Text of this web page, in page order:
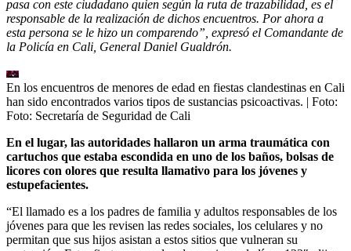
pasa con este ciudadano quien según la ruta de trazabilidad, es el
responsable de la realización de dichos encuentros. Por ahora a
esta persona se le hizo un comparendo”, expresó el Comandante de
la Policía en Cali, General Daniel Gualdrón.
En los encuentros de menores de edad en fiestas clandestinas en Cali
han sido encontrados varios tipos de sustancias psicoactivas. | Foto:
Foto: Secretaría de Seguridad de Cali
En el lugar, las autoridades hallaron un arma traumática con
cartuchos que estaba escondida en uno de los baños, bolsas de
licores con olores que resulta llamativo para los jóvenes y
estupefacientes.
“El llamado es a los padres de familia y adultos responsables de los
jóvenes para que les revisen las redes sociales, los celulares y no
permitan que sus hijos asistan a estos sitios que vulneran su